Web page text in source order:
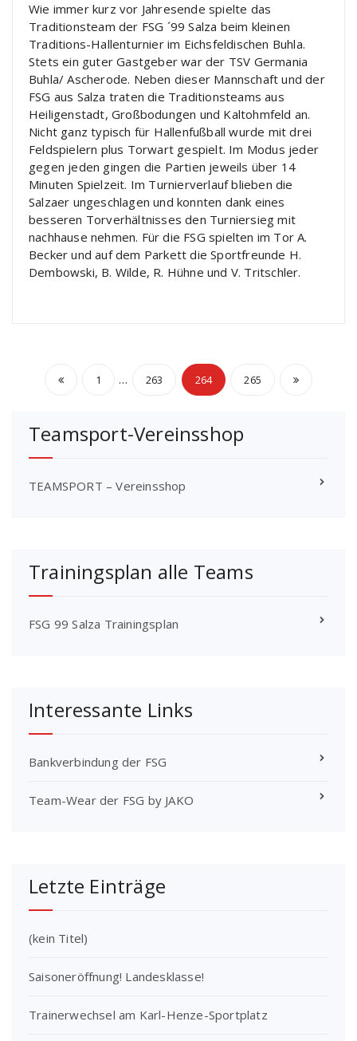
Wie immer kurz vor Jahresende spielte das
Traditionsteam der FSG ´99 Salza beim kleinen
Traditions-Hallenturnier im Eichsfeldischen Buhla.
Stets ein guter Gastgeber war der TSV Germania
Buhla/ Ascherode. Neben dieser Mannschaft und der
FSG aus Salza traten die Traditionsteams aus
Heiligenstadt, Großbodungen und Kaltohmfeld an.
Nicht ganz typisch für Hallenfußball wurde mit drei
Feldspielern plus Torwart gespielt. Im Modus jeder
gegen jeden gingen die Partien jeweils über 14
Minuten Spielzeit. Im Turnierverlauf blieben die
Salzaer ungeschlagen und konnten dank eines
besseren Torverhältnisses den Turniersieg mit
nachhause nehmen. Für die FSG spielten im Tor A.
Becker und auf dem Parkett die Sportfreunde H.
Dembowski, B. Wilde, R. Hühne und V. Tritschler.
Seitennummerierung
Beiträge
1 … 263 264 265
Teamsport-Vereinsshop
TEAMSPORT – Vereinsshop
Trainingsplan alle Teams
FSG 99 Salza Trainingsplan
Interessante Links
Bankverbindung der FSG
Team-Wear der FSG by JAKO
Letzte Einträge
(kein Titel)
Saisoneröffnung! Landesklasse!
Trainerwechsel am Karl-Henze-Sportplatz